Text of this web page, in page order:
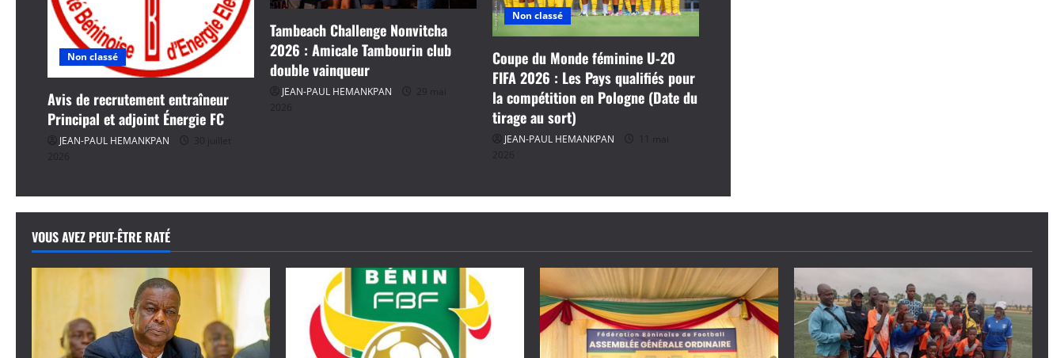
’
a
r
t
i
c
l
Non classé
Avis de recrutement entraîneur
Principal et adjoint Énergie FC
JEAN-PAUL HEMANKPAN
30 juillet
2026
Tambeach Challenge Nonvitcha
2026 : Amicale Tambourin club
double vainqueur
JEAN-PAUL HEMANKPAN
29 mai
2026
Non classé
Coupe du Monde féminine U-20
FIFA 2026 : Les Pays qualifiés pour
la compétition en Pologne (Date du
tirage au sort)
JEAN-PAUL HEMANKPAN
11 mai
2026
VOUS AVEZ PEUT-ÊTRE RATÉ